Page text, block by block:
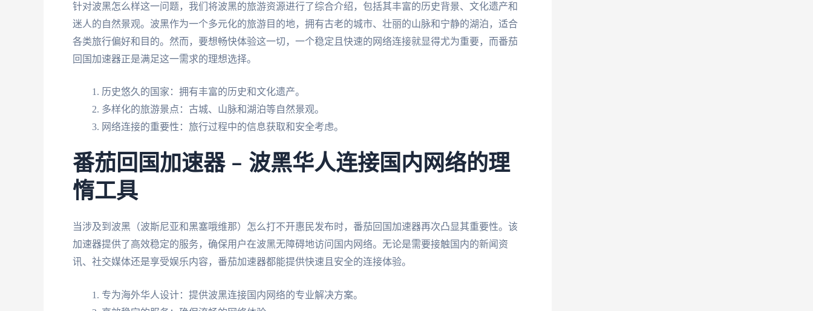
针对波黑怎么样这一问题，我们将波黑的旅游资源进行了综合介绍，包括其丰富的历史背景、文化遗产和
迷人的自然景观。波黑作为一个多元化的旅游目的地，拥有古老的城市、壮丽的山脉和宁静的湖泊，适合
各类旅行偏好和目的。然而，要想畅快体验这一切，一个稳定且快速的网络连接就显得尤为重要，而番茄
回国加速器正是满足这一需求的理想选择。
历史悠久的国家：拥有丰富的历史和文化遗产。
多样化的旅游景点：古城、山脉和湖泊等自然景观。
网络连接的重要性：旅行过程中的信息获取和安全考虑。
番茄回国加速器 – 波黑华人连接国内网络的理
惰工具
当涉及到波黑（波斯尼亚和黑塞哦维那）怎么打不开惠民发布时，番茄回国加速器再次凸显其重要性。该
加速器提供了高效稳定的服务，确保用户在波黑无障碍地访问国内网络。无论是需要接触国内的新闻资
讯、社交媒体还是享受娱乐内容，番茄加速器都能提供快速且安全的连接体验。
专为海外华人设计：提供波黑连接国内网络的专业解决方案。